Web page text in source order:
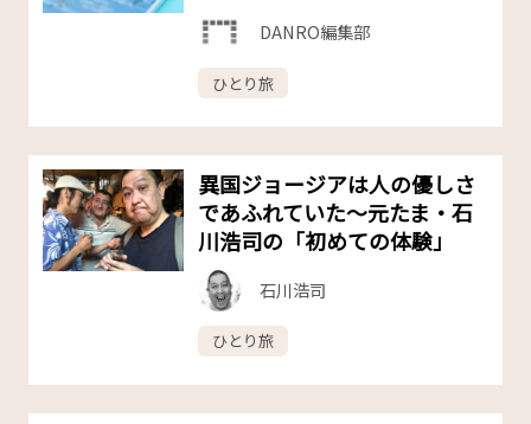
DANRO編集部
ひとり旅
異国ジョージアは人の優しさ
であふれていた～元たま・石
川浩司の「初めての体験」
石川浩司
ひとり旅